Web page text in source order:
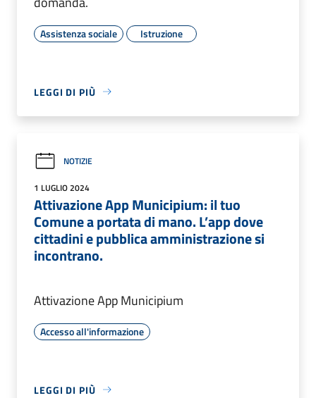
Assistenza sociale Istruzione
LEGGI DI PIÙ
NOTIZIE
1 LUGLIO 2024
Attivazione App Municipium: il tuo
Comune a portata di mano. L’app dove
cittadini e pubblica amministrazione si
incontrano.
Attivazione App Municipium
Accesso all'informazione
LEGGI DI PIÙ